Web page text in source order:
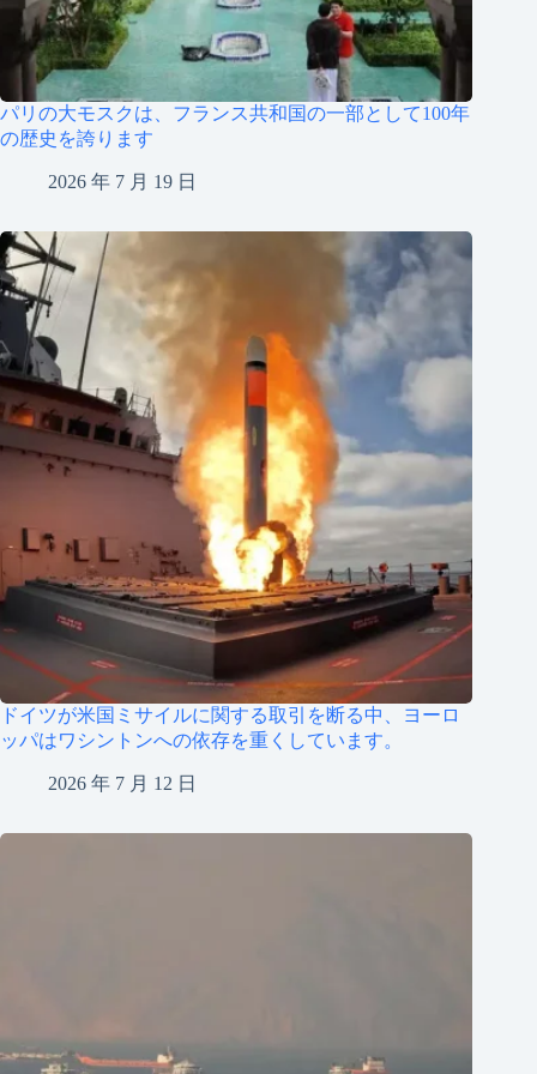
パリの大モスクは、フランス共和国の一部として100年
の歴史を誇ります
2026 年 7 月 19 日
ドイツが米国ミサイルに関する取引を断る中、ヨーロ
ッパはワシントンへの依存を重くしています。
2026 年 7 月 12 日